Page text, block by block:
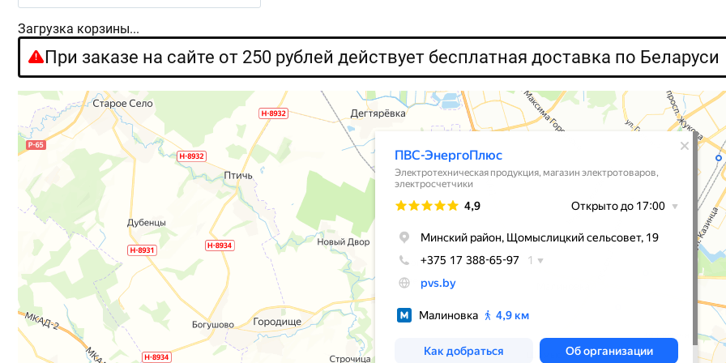
Загрузка корзины...
При заказе на сайте от 250 рублей действует бесплатная доставка по Беларуси